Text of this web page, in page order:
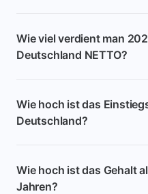
Wie viel verdient man
Deutschland NETTO?
Wie hoch ist das
Deutschland?
Wie hoch ist das Gehalt
Jahren?